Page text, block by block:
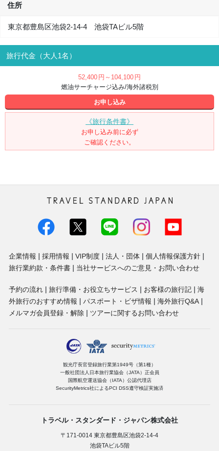
住所
東京都豊島区池袋2-14-4 池袋TAビル5階
旅行代金（大人1名）
52,400 円 ～104,100 円
燃油サーチャージ込み/海外諸税別
お申し込み
《旅行条件書》
お申し込み前に必ず
ご確認ください。
式会社
企業情報 採用情報 VIP制度 法人・団体
個人情報保護方針
旅行業約款・条件書
当社サービスへのご意見・お問い合わせ
予約の流れ 旅行準備・お役立ちサービス お客様の旅行記
海
外旅行のおすすめ情報
パスポート・ビザ情報
海外旅行Q&A
メルマガ会員登録・解除
ツアーに関するお問い合わせ
観光庁長官登録旅行業第1949号（第1種）
一般社団法人日本旅行業協会（JATA）正会員
国際航空運送協会（IATA）公認代理店
SecurityMetrics社によるPCI DSS遵守検証実施済
トラベル・スタンダード・ジャパン株式会社
〒171-0014 東京都豊島区池袋2-14-4
池袋TAビル5階